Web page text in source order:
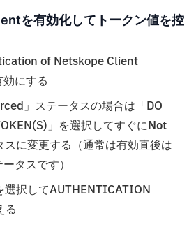
を有効化してトークン値を控
of Netskope Client
にする
」ステータスの場合は「DO
」を選択してすぐにNot
スに変更する（通常は有効直後は
タスです）
選択してAUTHENTICATION
る